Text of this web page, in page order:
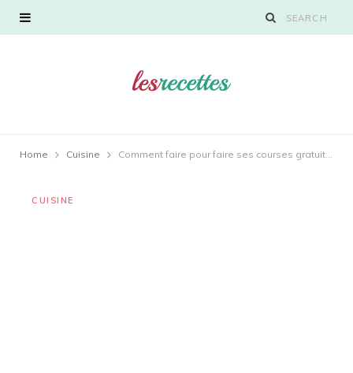
Home Cuisine Comment faire pour faire ses courses gratuitement ?
CUISINE